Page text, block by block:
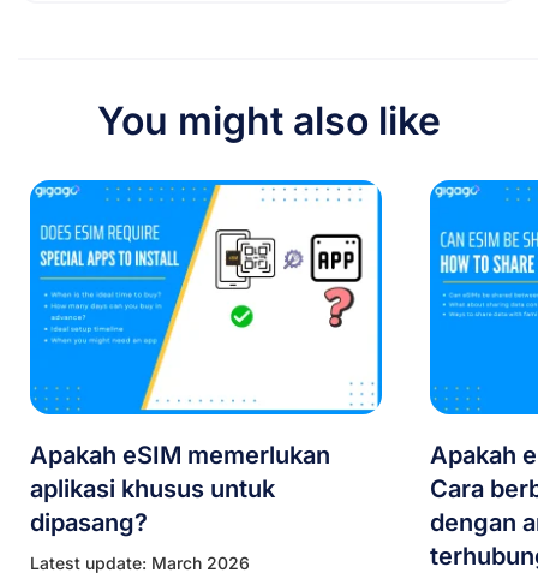
You might also like
Apakah eSIM memerlukan
aplikasi khusus untuk
dipasang?
Latest update: March 2026
Apakah
Cara
dengan